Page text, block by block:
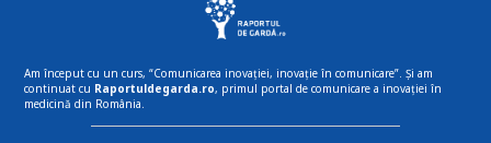
Am început cu un curs, “Comunicarea inovației, inovație în comunicare”. Și am
continuat cu Raportuldegarda.ro, primul portal de comunicare a inovației în
medicină din România.